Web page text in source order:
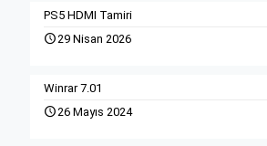
PS5 HDMI Tamiri
29 Nisan 2026
Winrar 7.01
26 Mayıs 2024